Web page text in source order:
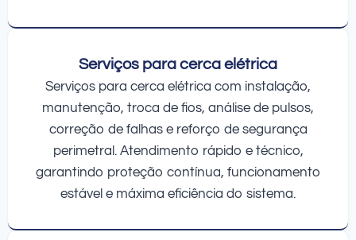
Serviços para cerca elétrica
Serviços para cerca elétrica com instalação,
manutenção, troca de fios, análise de pulsos,
correção de falhas e reforço de segurança
perimetral. Atendimento rápido e técnico,
garantindo proteção contínua, funcionamento
estável e máxima eficiência do sistema.